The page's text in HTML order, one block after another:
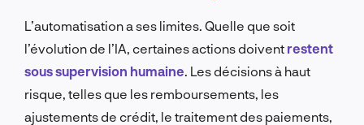
L’automatisation a ses limites. Quelle que soit
l’évolution de l’IA, certaines actions doivent restent
sous supervision humaine . Les décisions à haut
risque, telles que les remboursements, les
ajustements de crédit, le traitement des paiements,